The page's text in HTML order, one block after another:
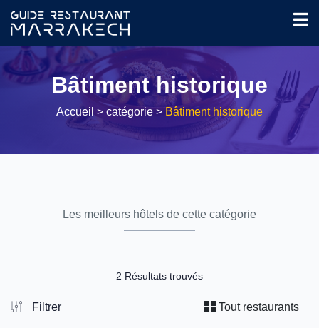
Bâtiment historique
Accueil > catégorie >Bâtiment historique
Les meilleurs hôtels de cette catégorie
2 Résultats trouvés
Filtrer Tout restaurants